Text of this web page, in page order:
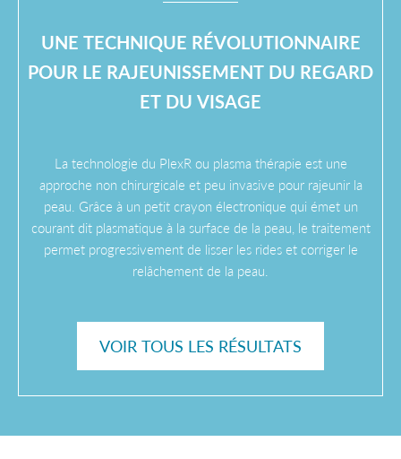
UNE TECHNIQUE RÉVOLUTIONNAIRE
POUR LE RAJEUNISSEMENT DU REGARD
ET DU VISAGE
La technologie du PlexR ou plasma thérapie est une
approche non chirurgicale et peu invasive pour rajeunir la
peau. Grâce à un petit crayon électronique qui émet un
courant dit plasmatique à la surface de la peau, le traitement
permet progressivement de lisser les rides et corriger le
relâchement de la peau.
VOIR TOUS LES RÉSULTATS